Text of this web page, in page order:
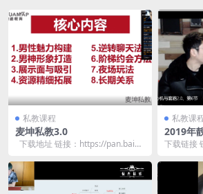
私教课程
麦坤私教3.0
下载地址 链接：https://pan.baid
私教课
2019年
下载链接